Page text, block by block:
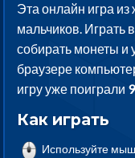
Эта онлайн игра
мальчиков. Играть
собирать монеты и
браузере
игру уже поиграли
Как играть
Используйте